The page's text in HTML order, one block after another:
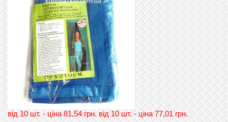
вiд 10 шт. - цiна 81,54 грн. вiд 10 шт. - цiна 77,01 грн.